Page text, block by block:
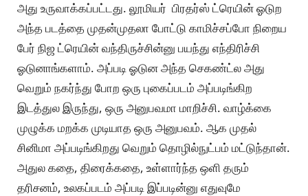
அது உருவாக்கப்பட்டது. லூமியர் பிரதர்ஸ் ட்ரெயின் ஓடுற
அந்த படத்தை முதன்முதலா போட்டு காமிச்சப்போ நிறைய
பேர் நிஜ ட்ரெயின் வந்திருச்சின்னு பயந்து எந்திரிச்சி
ஓடுனாங்களாம். அப்படி ஓடுன அந்த செகண்ட்ல அது
வெறும் நகர்ந்து போற ஒரு புகைப்படம் அப்படிங்கிற
இடத்துல இருந்து, ஒரு அனுபவமா மாறிச்சி. வாழ்க்கை
முழுக்க மறக்க முடியாத ஒரு அனுபவம். ஆக முதல்
சினிமா அப்படிங்கிறது வெறும் தொழில்நுட்பம் மட்டுந்தான்.
அதுல கதை, திரைக்கதை, உள்ளார்ந்த ஒளி தரும்
தரிசனம், உலகப்படம் அப்படி இப்படின்னு எதுவுமே